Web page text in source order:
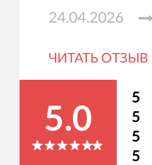
24.04.2026
ЧИТАТЬ ОТЗЫВ
5.0
5
5
5
5